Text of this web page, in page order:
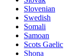
Slovenian
Swedish
Somali
Samoan
Scots Gaelic
Shona